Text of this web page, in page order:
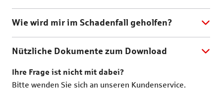
Wie wird mir im Schadenfall geholfen?
Nützliche Dokumente zum Download
Ihre Frage ist nicht mit dabei?
Bitte wenden Sie sich an unseren Kundenservice.